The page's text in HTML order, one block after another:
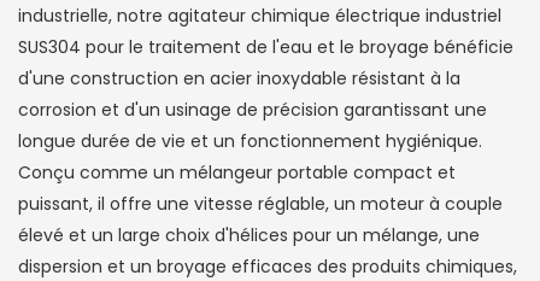
industrielle, notre agitateur chimique électrique industriel
SUS304 pour le traitement de l'eau et le broyage bénéficie
d'une construction en acier inoxydable résistant à la
corrosion et d'un usinage de précision garantissant une
longue durée de vie et un fonctionnement hygiénique.
Conçu comme un mélangeur portable compact et
puissant, il offre une vitesse réglable, un moteur à couple
élevé et un large choix d'hélices pour un mélange, une
dispersion et un broyage efficaces des produits chimiques,